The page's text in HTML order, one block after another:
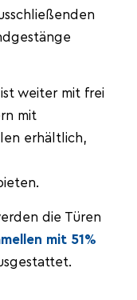
weiter mit frei
mit
erhältlich,
die Türen
mit 51%